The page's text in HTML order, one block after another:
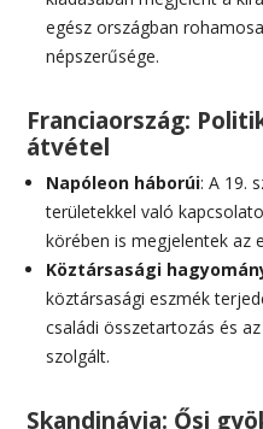
egész országban
népszerűsége.
Franciaország:
átvétel
Napóleon háborúi: A 19.
területekkel való
körében is megjelentek az
Köztársasági
köztársasági eszmék
családi összetartozás és
szolgált.
Skandinávia: Ősi